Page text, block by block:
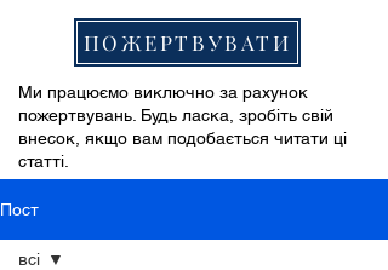
ПОЖЕРТВУВАТИ
Ми працюємо виключно за рахунок
пожертвувань. Будь ласка, зробіть свій
внесок, якщо вам подобається читати ці
статті.
Пост
всі